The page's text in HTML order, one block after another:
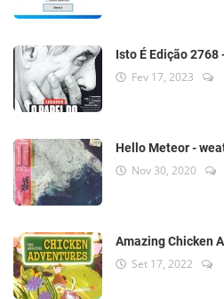
Isto É Edição 2768
Fev 17, 2023
Hello Meteor -
Nov 30, 2020
Amazing Chicken
Set 17, 2022